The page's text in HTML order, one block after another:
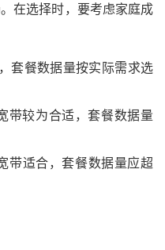
在选择时，要考虑家庭成
套餐数据量按实际需求选
带较为合适，套餐数据量
带适合，套餐数据量应超